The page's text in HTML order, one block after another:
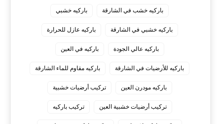
باركيه خشب في الشارقة باركيه خشبي
باركيه خشبي في الشارقة باركيه عازل للحرارة
باركيه عالي الجودة باركيه في العين
باركيه للأرضيات في الشارقة باركيه مقاوم للماء الشارقة
باركيه مودرن العين تركيب أرضيات خشبية
تركيب أرضيات خشبية العين تركيب باركيه